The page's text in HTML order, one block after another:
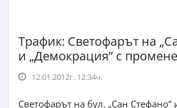
Трафик: Светофарът на
и „Демокрация” с
12.01.2012г. 12:34ч.
Светофарът на бул. „Сан Стефано”